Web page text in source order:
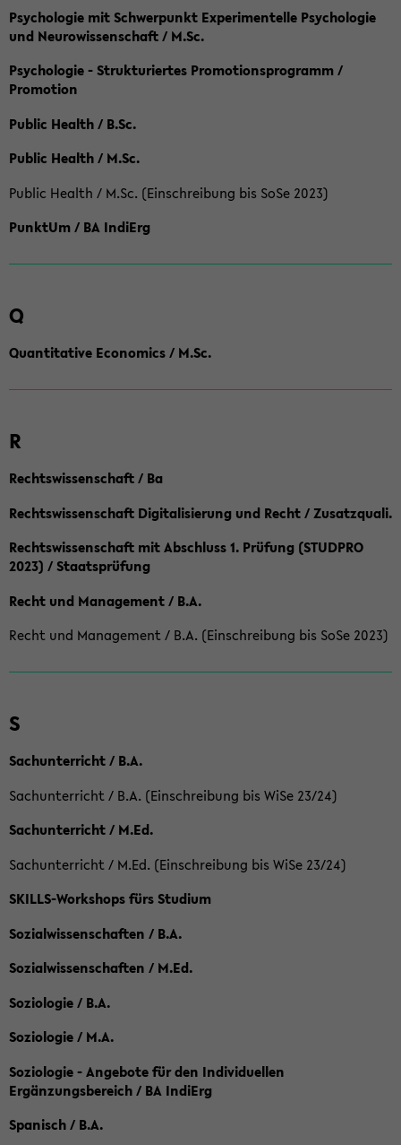
Psychologie mit Schwerpunkt Experimentelle Psychologie
und Neurowissenschaft / M.Sc.
Psychologie - Strukturiertes Promotionsprogramm /
Promotion
Public Health / B.Sc.
Public Health / M.Sc.
Public Health / M.Sc. (Einschreibung bis SoSe 2023)
PunktUm / BA IndiErg
Q
Quantitative Economics / M.Sc.
R
Rechtswissenschaft / Ba
Rechtswissenschaft Digitalisierung und Recht / Zusatzquali.
Rechtswissenschaft mit Abschluss 1. Prüfung (STUDPRO
2023) / Staatsprüfung
Recht und Management / B.A.
Recht und Management / B.A. (Einschreibung bis SoSe 2023)
S
Sachunterricht / B.A.
Sachunterricht / B.A. (Einschreibung bis WiSe 23/24)
Sachunterricht / M.Ed.
Sachunterricht / M.Ed. (Einschreibung bis WiSe 23/24)
SKILLS-Workshops fürs Studium
Sozialwissenschaften / B.A.
Sozialwissenschaften / M.Ed.
Soziologie / B.A.
Soziologie / M.A.
Soziologie - Angebote für den Individuellen
Ergänzungsbereich / BA IndiErg
Spanisch / B.A.